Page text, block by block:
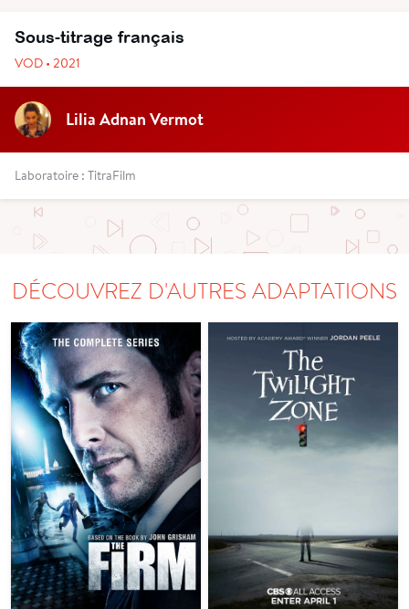
Sous-titrage français
VOD • 2021
Lilia Adnan Vermot
Laboratoire : TitraFilm
DÉCOUVREZ D'AUTRES ADAPTATIONS